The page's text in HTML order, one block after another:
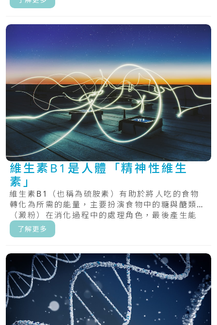
維生素B1是人體「精神性維生
素」
維生素B1（也稱為硫胺素）有助於將人吃的食物
轉化為所需的能量，主要扮演食物中的糖與醣類
（澱粉）在消化過程中的處理角色，最後產生能
量。.....
了解更多